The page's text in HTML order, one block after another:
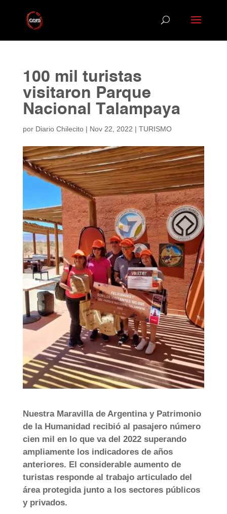
100 mil turistas
visitaron Parque
Nacional Talampaya
por Diario Chilecito| Nov 22, 2022 | TURISMO
Nuestra Maravilla de Argentina y Patrimonio
de la Humanidad recibió al pasajero número
cien mil en lo que va del 2022 superando
ampliamente los indicadores de años
anteriores. El considerable aumento de
turistas responde al trabajo articulado del
área protegida junto a los sectores públicos
y privados.